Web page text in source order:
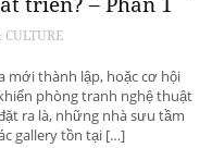
mới thành lập, hoặc cơ hội
phòng tranh nghệ thuật
ra là, những nhà sưu tầm
gallery tồn tại […]